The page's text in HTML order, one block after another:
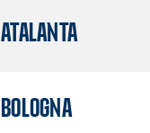
ATALANTA
BOLOGNA